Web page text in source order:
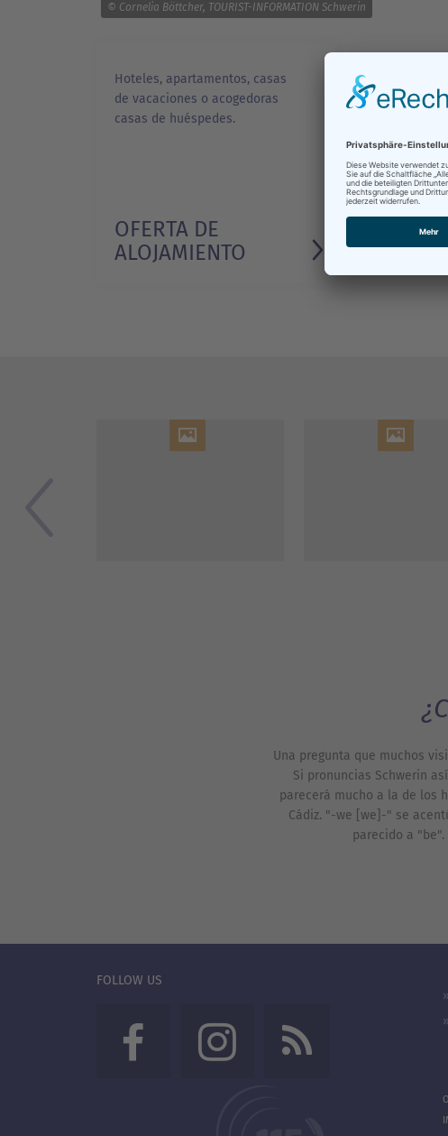
© Cornelia Böttcher, TOURIST-INFORMATION Schwerin
OFERTA DE
ALOJAMIENTO
Hoteles, apartamentos, casas
de vacaciones o acogedoras
casas de huéspedes.
Una pregunta que muchos
Si pronuncias Schwerin
parecerá mucho a la de los
Cádiz. "-we [we]-" se
parecido a
FOLLOW US